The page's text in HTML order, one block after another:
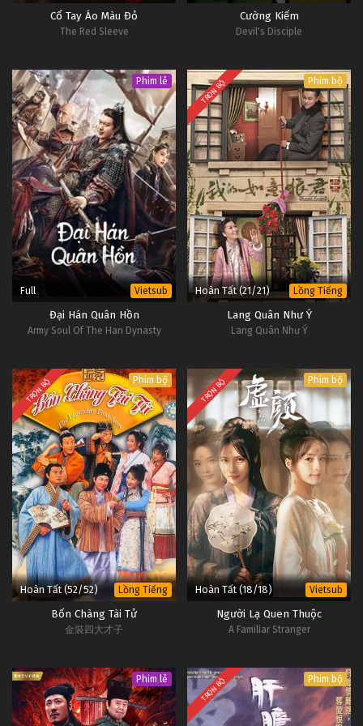
Cổ Tay Áo Màu Đỏ
The Red Sleeve
Cường Kiếm
Devil's Disciple
Phim lẻ
Full Vietsub
Đại Hán Quân Hồn
Army Soul Of The Han Dynasty
TRỌN BỘ Phim bộ
Hoàn Tất (21/21) Lồng Tiếng
Lang Quân Như Ý
Lang Quân Như Ý
TRỌN BỘ Phim bộ
Hoàn Tất (52/52) Lồng Tiếng
Bốn Chàng Tài Tử
金裝四大才子
TRỌN BỘ Phim bộ
Hoàn Tất (18/18) Vietsub
Người Lạ Quen Thuộc
A Familiar Stranger
Phim lẻ TRỌN BỘ Phim bộ